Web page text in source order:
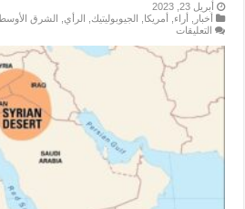
أبريل 23, 2023
أخبار
أراء أمريكا الجيوبوليتيك الرأي الشرق الأوسط
التعليقاتعلى
تُعارض
أمريكا
بقُوّةٍ
عودة
سورية
للجامعة
العربيّة
العقبات
طريقها؟
مغلقة